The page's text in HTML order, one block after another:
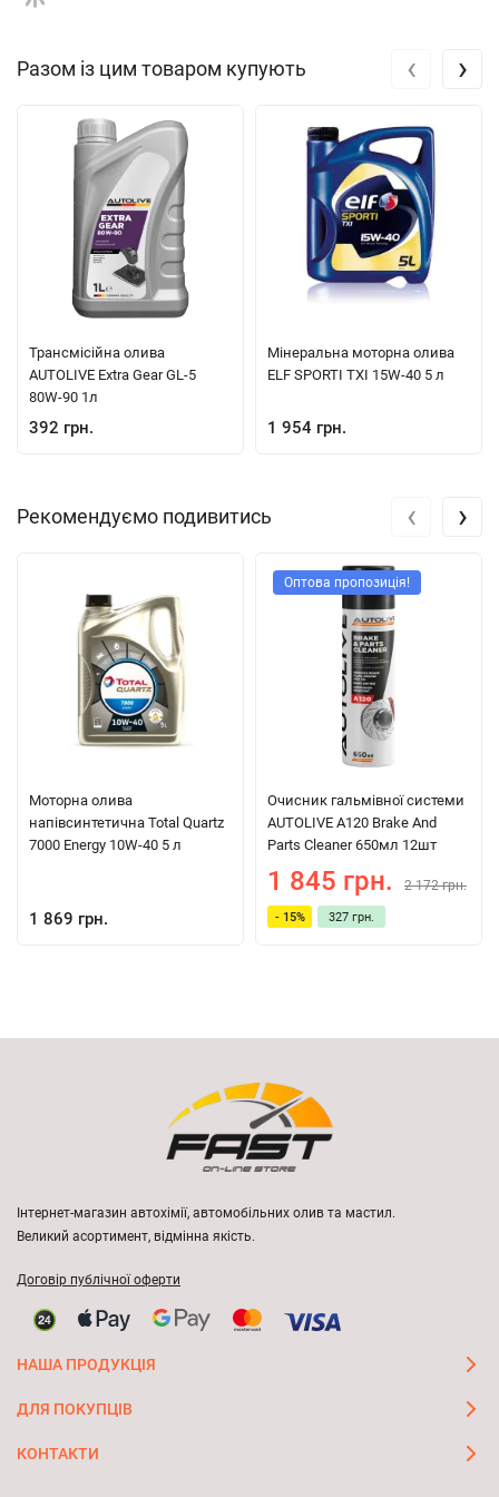
країнах, Castrol продовжує підтримувати репутацію одного з
високій якості, інноваціям і різноманітності продукції, яка
відповідає потребам автомобілістів по всьому світу.
BMW LL-01, MB 229.3, RENAULT RN 0700, RENAULT RN 0710,
VW 500.00, VW 502.00, VW 505.00
Разом із цим товаром купують
Трансмісійна олива
AUTOLIVE Extra Gear GL-5
80W-90 1л
392 грн.
Мінеральна моторна олива
ELF SPORTI TXI 15W-40 5 л
1 954 грн.
‹ ›
Рекомендуємо подивитись
Моторна олива
напівсинтетична Total Quartz
7000 Energy 10W-40 5 л
1 869 грн.
Оптова пропозиція!
Очисник гальмівної системи
AUTOLIVE A120 Brake And
Parts Cleaner 650мл 12шт
1 845 грн. 2 172 грн.
- 15% 327 грн.
‹ ›
Інтернет-магазин автохімії, автомобільних олив та мастил.
Великий асортимент, відмінна якість.
Договір публічної оферти
НАША ПРОДУКЦІЯ
ДЛЯ ПОКУПЦІВ
КОНТАКТИ